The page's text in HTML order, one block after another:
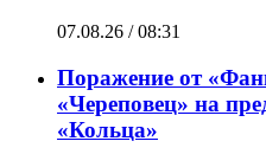
07.08.26 / 08:31
Поражение от
«Череповец» на
«Кольца»